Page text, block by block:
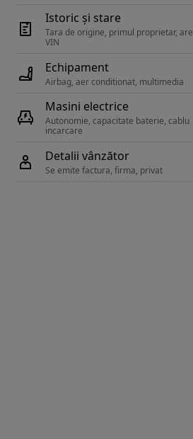
Istoric și stare
Tara de origine, primul proprietar, are
Echipament
Airbag, aer conditionat, multimedia
Masini electrice
Autonomie, capacitate baterie, cablu
Detalii vânzător
Se emite factura, firma, privat